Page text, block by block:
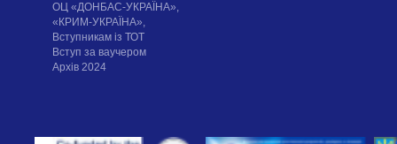
ОЦ «ДОНБАС-УКРАЇНА»,
«КРИМ-УКРАЇНА»,
Вступникам із ТОТ
Вступ за ваучером
Архів 2024